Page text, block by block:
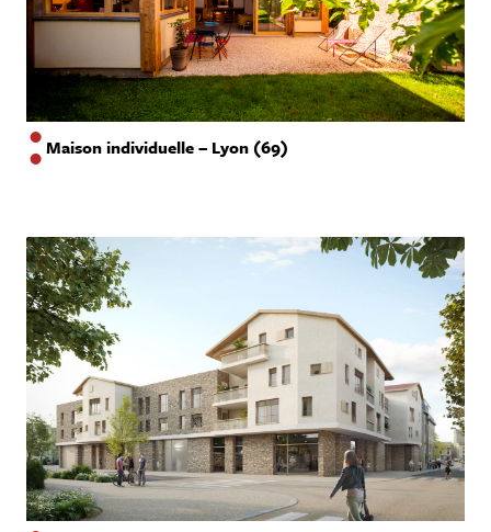
Maison individuelle – Lyon (69)